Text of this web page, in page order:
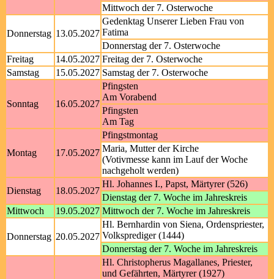
Mittwoch der 7. Osterwoche
Donnerstag 13.05.2027
Gedenktag Unserer Lieben Frau von
Fatima
Donnerstag der 7. Osterwoche
Freitag
14.05.2027 Freitag der 7. Osterwoche
Samstag
15.05.2027 Samstag der 7. Osterwoche
Sonntag 16.05.2027
Pfingsten
Am Vorabend
Pfingsten
Am Tag
Montag 17.05.2027
Pfingstmontag
Maria, Mutter der Kirche
(Votivmesse kann im Lauf der Woche
nachgeholt werden)
Dienstag
18.05.2027
Hl. Johannes I., Papst, Märtyrer (526)
Dienstag der 7. Woche im Jahreskreis
Mittwoch
19.05.2027 Mittwoch der 7. Woche im Jahreskreis
Donnerstag 20.05.2027
Hl. Bernhardin von Siena, Ordenspriester,
Volksprediger (1444)
Donnerstag der 7. Woche im Jahreskreis
Hl. Christopherus Magallanes, Priester,
und Gefährten, Märtyrer (1927)